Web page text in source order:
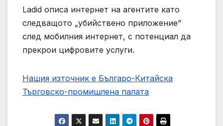
Ladid описа интернет на агентите като
следващото „убийствено приложение“
след мобилния интернет, с потенциал да
прекрои цифровите услуги.
Нашия източник е Българо-Китайска
Търговско-промишлена палaта